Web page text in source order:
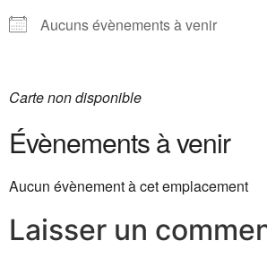
Aucuns évènements à venir
Carte non disponible
Évènements à venir
Aucun évènement à cet emplacement
Laisser un